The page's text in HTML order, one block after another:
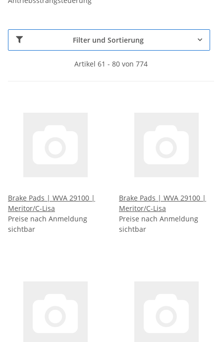
Filter und Sortierung
Artikel 61 - 80 von 774
Brake Pads | WVA 29100 |
Meritor/C-Lisa
Preise nach Anmeldung
sichtbar
Brake Pads | WVA 29100 |
Meritor/C-Lisa
Preise nach Anmeldung
sichtbar